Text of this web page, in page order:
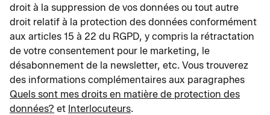
droit à la suppression de vos données ou tout autre
droit relatif à la protection des données conformément
aux articles 15 à 22 du RGPD, y compris la rétractation
de votre consentement pour le marketing, le
désabonnement de la newsletter, etc. Vous trouverez
des informations complémentaires aux paragraphes
Quels sont mes droits en matière de protection des
données? et Interlocuteurs.